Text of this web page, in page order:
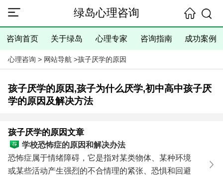
绿岛心理咨询
咨询首页 关于绿岛 心理专家 咨询指南 成功案例
心理咨询 > 网站导航 >孩子厌学的原因
孩子厌学的原因,孩子为什么厌学,初中高中孩子厌
学的原因及解决方法
孩子厌学的原因文章
学校恐怖症的原因和解决办法
恐怖症属于情绪障碍，它是指对某类物体、某种环境
或某些活动产生强烈的不合情理的紧张、恐惧和回避